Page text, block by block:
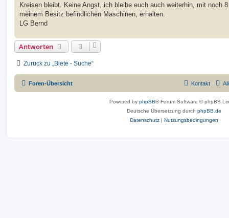
Kreisen bleibt. Keine Angst, ich bleibe euch auch weiterhin, mit noch
meinem Besitz befindlichen Maschinen, erhalten.
LG Bernd
Antworten
Zurück zu „Biete - Suche“
Foren-Übersicht Kontakt
Powered by phpBB® Forum Software © phpBB
Deutsche Übersetzung durch phpBB.de
Datenschutz | Nutzungsbedingungen